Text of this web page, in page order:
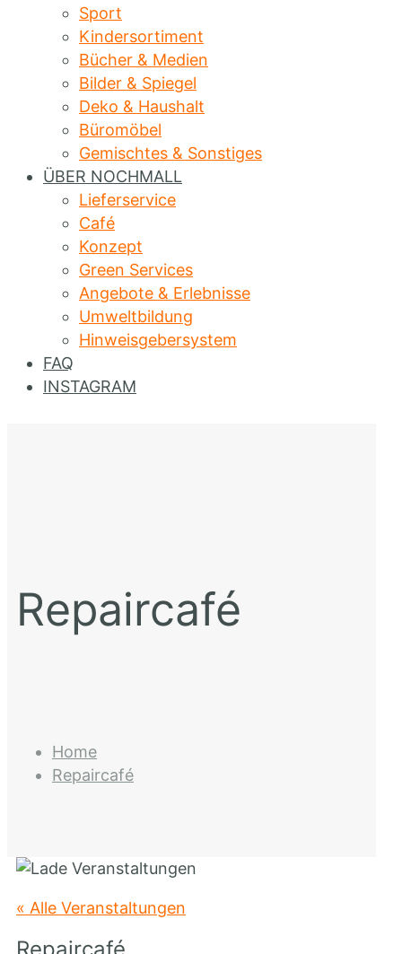
Sport
Kindersortiment
Bücher & Medien
Bilder & Spiegel
Deko & Haushalt
Büromöbel
Gemischtes & Sonstiges
ÜBER NOCHMALL
Lieferservice
Café
Konzept
Green Services
Angebote & Erlebnisse
Umweltbildung
Hinweisgebersystem
FAQ
INSTAGRAM
Repaircafé
Home
Repaircafé
« Alle Veranstaltungen